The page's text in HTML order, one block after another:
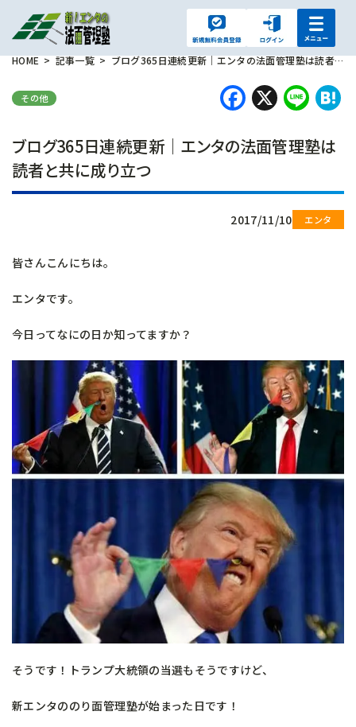
HOME 記事一覧 ブログ365日連続更新｜エンタの法面管理塾は読者と共に成り立つ
その他 X
ブログ365日連続更新｜エンタの法面管理塾は
読者と共に成り立つ
2017/11/10
皆さんこんにちは。
エンタです。
今日ってなにの日か知ってますか？
そうです！トランプ大統領の当選もそうですけど、
新エンタののり面管理塾が始まった日です！